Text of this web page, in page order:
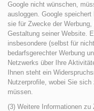
Google nicht wünschen,
ausloggen. Google
sie für Zwecke der
Gestaltung seiner Website.
insbesondere (selbst für
bedarfsgerechter Werbung
Netzwerks über Ihre
Ihnen steht ein
Nutzerprofile, wobei Sie
müssen.
(3) Weitere Informationen zu